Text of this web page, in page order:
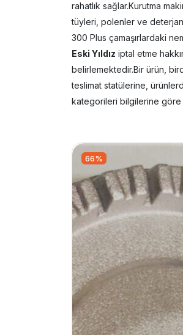
rahatlık sağlar.Kurutma
tüyleri, polenler ve deterjan
300 Plus çamaşırlardaki
Eski Yıldız iptal etme
belirlemektedir.Bir ürün,
teslimat statülerine,
kategorileri bilgilerine göre
66%